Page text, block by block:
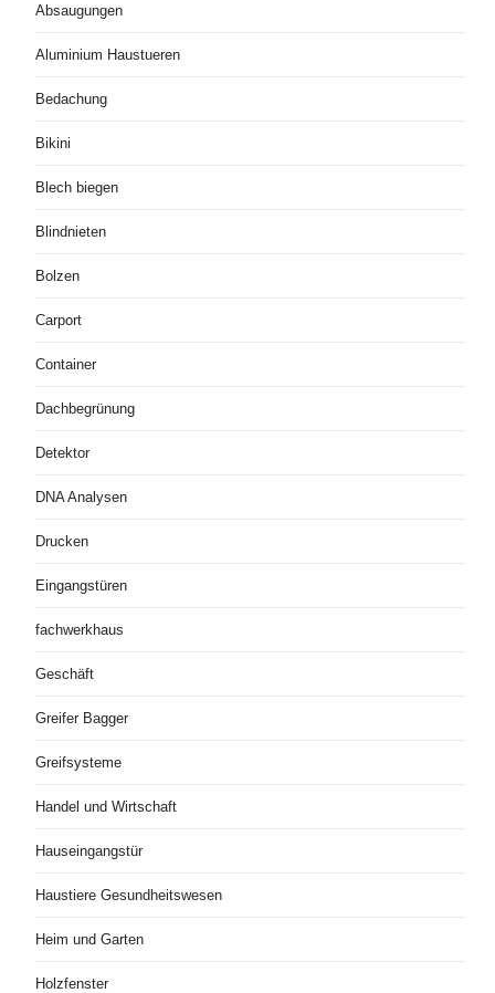
Absaugungen
Aluminium Haustueren
Bedachung
Bikini
Blech biegen
Blindnieten
Bolzen
Carport
Container
Dachbegrünung
Detektor
DNA Analysen
Drucken
Eingangstüren
fachwerkhaus
Geschäft
Greifer Bagger
Greifsysteme
Handel und Wirtschaft
Hauseingangstür
Haustiere Gesundheitswesen
Heim und Garten
Holzfenster